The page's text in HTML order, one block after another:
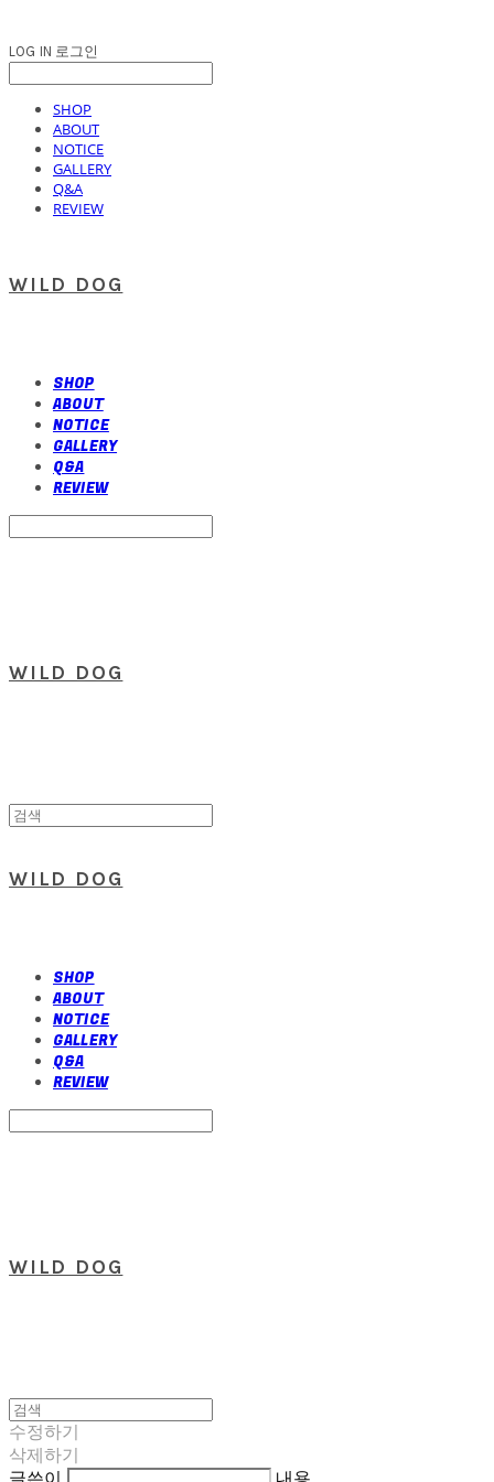
LOG IN 로그인
SHOP
ABOUT
NOTICE
GALLERY
Q&A
REVIEW
WILD DOG
SHOP
ABOUT
NOTICE
GALLERY
Q&A
REVIEW
WILD DOG
WILD DOG
SHOP
ABOUT
NOTICE
GALLERY
Q&A
REVIEW
WILD DOG
수정하기
삭제하기